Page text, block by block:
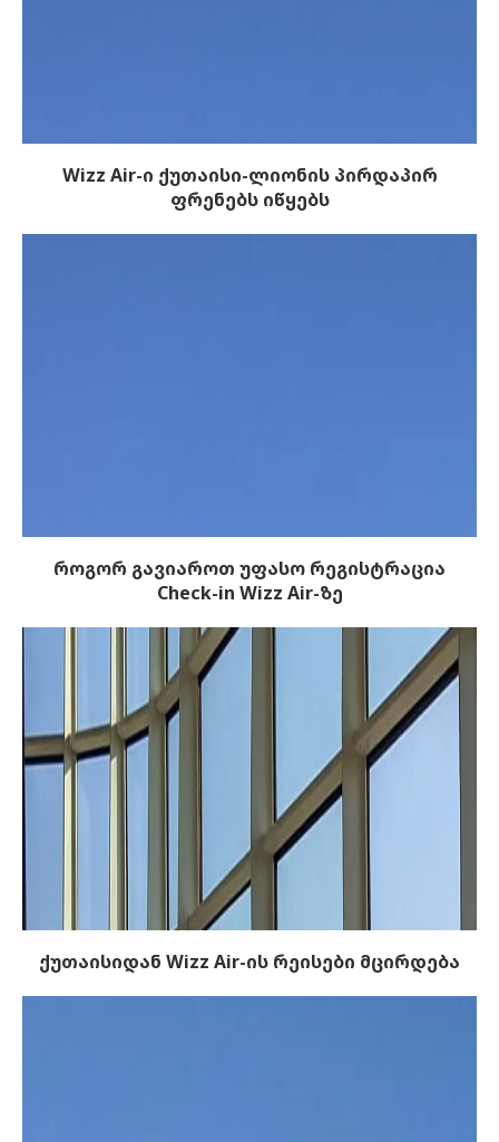
Wizz Air-ი ქუთაისი-ლიონის პირდაპირ
ფრენებს იწყებს
როგორ გავიაროთ უფასო რეგისტრაცია
Check-in Wizz Air-ზე
ქუთაისიდან Wizz Air-ის რეისები მცირდება